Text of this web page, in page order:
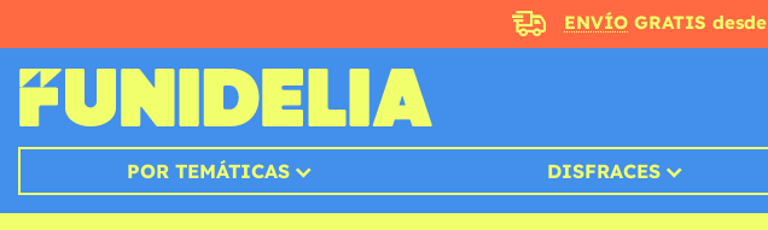
ENVÍOGRATIS desde
POR TEMÁTICAS DISFRACES